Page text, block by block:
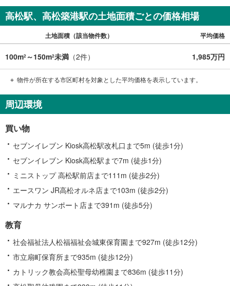
高松駅、高松築港駅の土地面積ごとの価格相場
土地面積（該当物件数） 平均価格
100m2 ～150m2未満 （2件） 1,985万円
物件が所在する市区町村を対象とした平均価格を表示しています。
周辺環境
買い物
セブンイレブン Kiosk高松駅改札口まで5m (徒歩1分)
セブンイレブン Kiosk高松駅まで7m (徒歩1分)
ミニストップ 高松駅前店まで111m (徒歩2分)
エースワン JR高松オルネ店まで103m (徒歩2分)
マルナカ サンポート店まで391m (徒歩5分)
教育
社会福祉法人松福福祉会城東保育園まで927m (徒歩12分)
市立扇町保育所まで935m (徒歩12分)
カトリック教会高松聖母幼稚園まで836m (徒歩11分)